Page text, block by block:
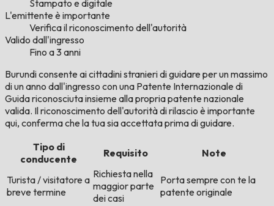
Stampato e digitale
L'emittente è importante
Verifica il riconoscimento dell'autorità
Valido dall'ingresso
Fino a 3 anni
Burundi consente ai cittadini stranieri di guidare per un massimo
di un anno dall'ingresso con una Patente Internazionale di
Guida riconosciuta insieme alla propria patente nazionale
valida. Il riconoscimento dell'autorità di rilascio è importante
qui, conferma che la tua sia accettata prima di guidare.
Tipo di
conducente
Requisito Note
Turista / visitatore a
breve termine
Richiesta nella
maggior parte
dei casi
Porta sempre con te la
patente originale